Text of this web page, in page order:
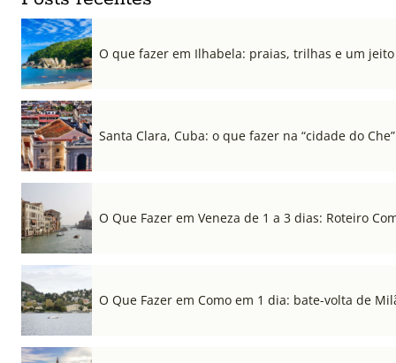
O que fazer em Ilhabela: praias, trilhas e um
Santa Clara, Cuba: o que fazer na “cidade do Che”
O Que Fazer em Veneza de 1 a 3 dias: Roteiro
O Que Fazer em Como em 1 dia: bate-volta de